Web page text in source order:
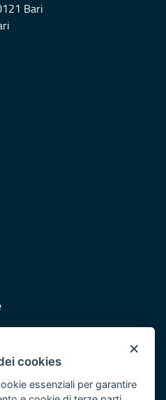
Bari
del POR Puglia 2014/2020 -
×
cookies
essenziali per garantire